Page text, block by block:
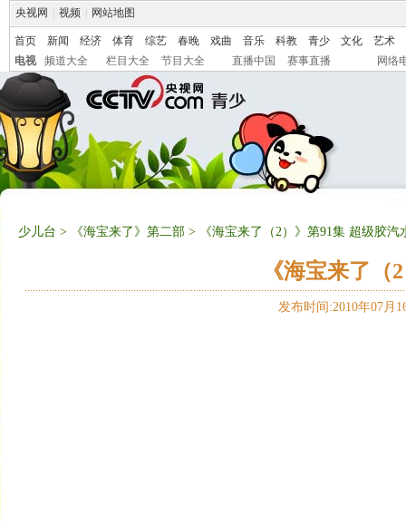
央视网 视频 网站地图
首页 新闻 经济 体育 综艺 春晚 戏曲 音乐 科教 青少 文化
艺术
电视
频道大全 栏目大全 节目大全 直播中国 赛事直播 网络
少儿台 > 《海宝来了》第二部 > 《海宝来了（2）》第91集 超级胶汽
《海宝来了（
发布时间:2010年07月